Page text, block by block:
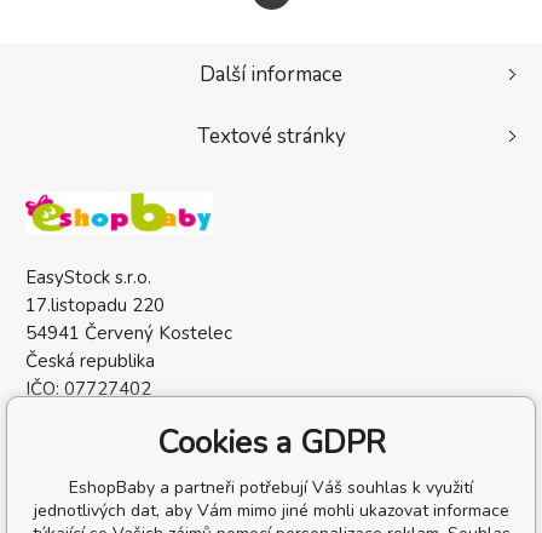
EasyStock s.r.o.
17.listopadu 220
54941 Červený Kostelec
Česká republika
IČO: 07727402
Další informace
Textové stránky
Cookies a GDPR
EshopBaby a partneři potřebují Váš souhlas k využití
jednotlivých dat, aby Vám mimo jiné mohli ukazovat informace